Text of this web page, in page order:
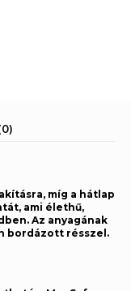
míg a hátlap
ami élethű,
Az anyagának
bordázott résszel.